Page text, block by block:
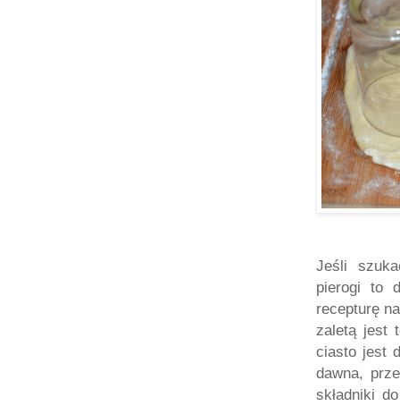
Jeśli
pierogi to
recepturę
zaletą jest
ciasto jest
dawna,
składniki